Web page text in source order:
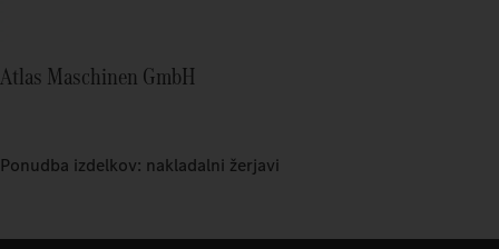
Atlas Maschinen GmbH
Ponudba izdelkov: nakladalni žerjavi